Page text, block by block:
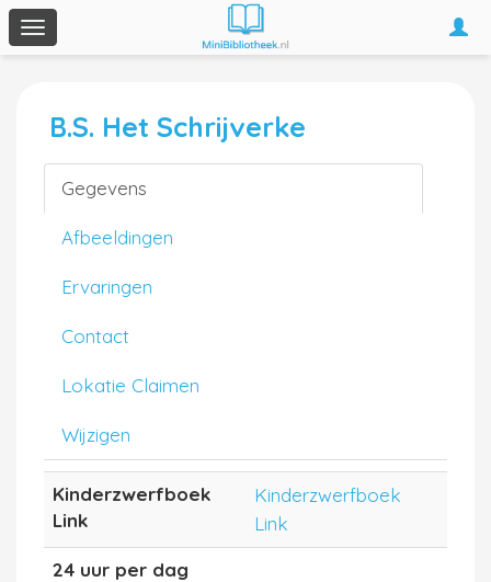
Toggle
navigation
B.S. Het Schrijverke
Gegevens
Afbeeldingen
Ervaringen
Contact
Lokatie Claimen
Wijzigen
Kinderzwerfboek
Link
Kinderzwerfboek
Link
24 uur per dag